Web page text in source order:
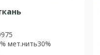
мет.нить30%